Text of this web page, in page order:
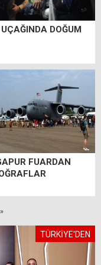
DOĞUM
FUARDAN
TÜRKİYE'DEN